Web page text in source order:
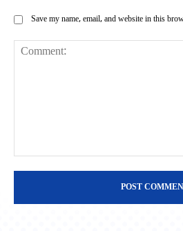
Save my name, email, and website in this